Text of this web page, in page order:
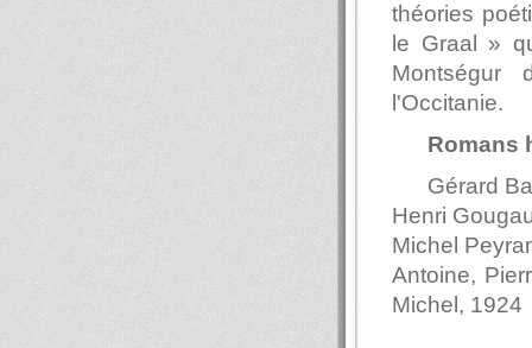
théories
le Graal »
Montségur
l'Occitanie.
Romans
Gérard
Henri
Michel
Antoine,
Michel, 1924